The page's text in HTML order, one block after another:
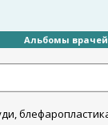
Альбомы врачей